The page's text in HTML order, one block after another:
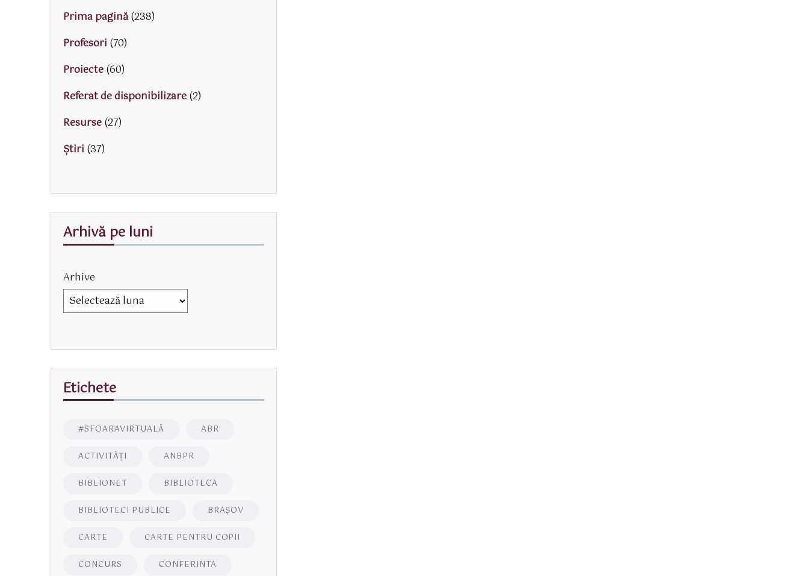
Prima pagină(238)
Profesori (70)
Proiecte(60)
Referat de disponibilizare(2)
Resurse(27)
Știri (37)
Arhivă pe luni
Arhive
Etichete
#SFOARAVIRTUALĂ ABR
ACTIVITĂŢI ANBPR
BIBLIONET BIBLIOTECA
BIBLIOTECI PUBLICE BRAŞOV
CARTE CARTE PENTRU COPII
CONCURS CONFERINTA